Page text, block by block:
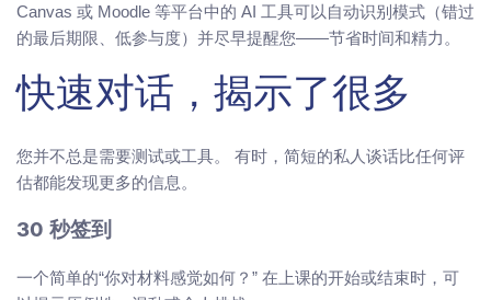
Canvas 或 Moodle 等平台中的 AI 工具可以自动识别模式（错过
的最后期限、低参与度）并尽早提醒您——节省时间和精力。
快速对话，揭示了很多
您并不总是需要测试或工具。 有时，简短的私人谈话比任何评
估都能发现更多的信息。
30 秒签到
一个简单的“你对材料感觉如何？” 在上课的开始或结束时，可